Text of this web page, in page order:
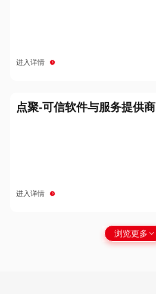
进入详情
点聚-可信软件与服务提供商
进入详情
浏览更多